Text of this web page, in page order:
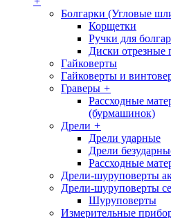
Болгарки (Угловые
Корщетки
Ручки для
Диски отрезные
Гайковерты
Гайковерты и
Граверы +
Рассходные
(бурмашинок)
Дрели +
Дрели ударные
Дрели
Рассходные
Дрели-шуруповерты
Дрели-шуруповерты
Шуруповерты
Измерительные